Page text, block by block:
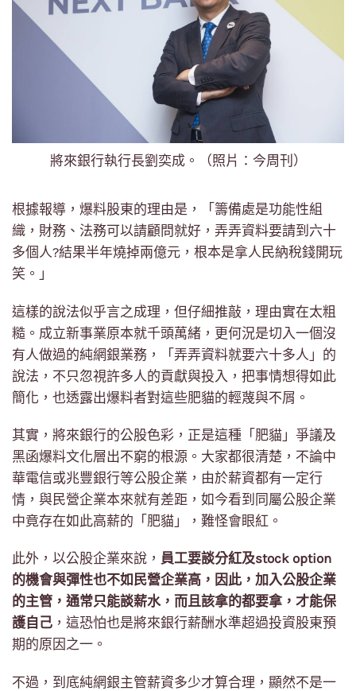
將來銀行執行長劉奕成。（照片：今周刊）
根據報導，爆料股東的理由是，「籌備處是功能性組
織，財務、法務可以請顧問就好，弄弄資料要請到六十
多個人?結果半年燒掉兩億元，根本是拿人民納稅錢開玩
笑。」
這樣的說法似乎言之成理，但仔細推敲，理由實在太粗
糙。成立新事業原本就千頭萬緒，更何況是切入一個沒
有人做過的純網銀業務，「弄弄資料就要六十多人」的
說法，不只忽視許多人的貢獻與投入，把事情想得如此
簡化，也透露出爆料者對這些肥貓的輕蔑與不屑。
其實，將來銀行的公股色彩，正是這種「肥貓」爭議及
黑函爆料文化層出不窮的根源。大家都很清楚，不論中
華電信或兆豐銀行等公股企業，由於薪資都有一定行
情，與民營企業本來就有差距，如今看到同屬公股企業
中竟存在如此高薪的「肥貓」，難怪會眼紅。
此外，以公股企業來說， 員工要談分紅及stock option
的機會與彈性也不如民營企業高，因此，加入公股企業
的主管，通常只能談薪水，而且該拿的都要拿，才能保
護自己 ，這恐怕也是將來銀行薪酬水準超過投資股東預
期的原因之一。
不過，到底純網銀主管薪資多少才算合理，顯然不是一